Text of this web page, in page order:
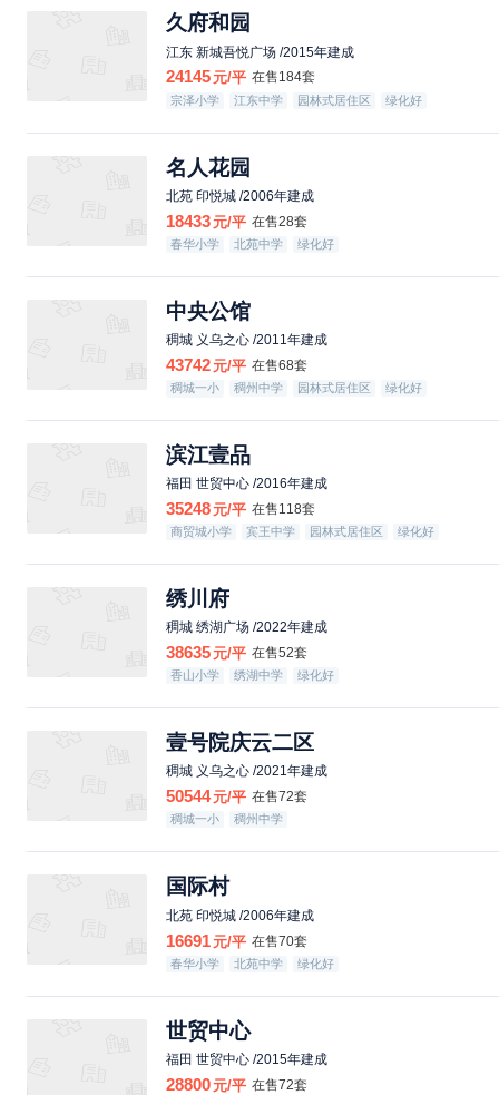
久府和园
江东 新城吾悦广场 /2015年建成
24145元/平 在售184套
宗泽小学 江东中学 园林式居住区 绿化好
名人花园
北苑 印悦城 /2006年建成
18433元/平 在售28套
春华小学 北苑中学 绿化好
中央公馆
稠城 义乌之心 /2011年建成
43742元/平 在售68套
稠城一小 稠州中学 园林式居住区
绿化好
滨江壹品
福田 世贸中心 /2016年建成
35248元/平 在售118套
商贸城小学 宾王中学 园林式居住区 绿化好
绣川府
稠城 绣湖广场 /2022年建成
38635元/平 在售52套
香山小学 绣湖中学 绿化好
壹号院庆云二区
稠城 义乌之心 /2021年建成
50544元/平 在售72套
稠城一小 稠州中学
国际村
北苑 印悦城 /2006年建成
16691元/平 在售70套
春华小学 北苑中学 绿化好
世贸中心
福田 世贸中心 /2015年建成
28800元/平 在售72套